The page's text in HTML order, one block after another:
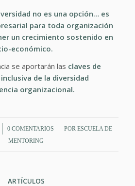
no es una opción… es
para toda organización
un crecimiento sostenido en
económico.
se aportarán las claves de
de la diversidad
organizacional.
0 COMENTARIOS
/ PORESCUELA DE
MENTORING
ARTÍCULOS